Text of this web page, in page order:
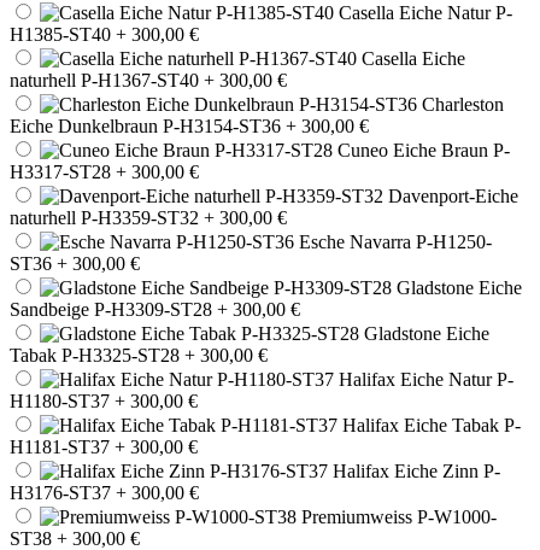
Casella Eiche Natur P-
H1385-ST40 + 300,00 €
Casella Eiche
naturhell P-H1367-ST40 + 300,00 €
Charleston
Eiche Dunkelbraun P-H3154-ST36 + 300,00 €
Cuneo Eiche Braun P-
H3317-ST28 + 300,00 €
Davenport-Eiche
naturhell P-H3359-ST32 + 300,00 €
Esche Navarra P-H1250-
ST36 + 300,00 €
Gladstone Eiche
Sandbeige P-H3309-ST28 + 300,00 €
Gladstone Eiche
Tabak P-H3325-ST28 + 300,00 €
Halifax Eiche Natur P-
H1180-ST37 + 300,00 €
Halifax Eiche Tabak P-
H1181-ST37 + 300,00 €
Halifax Eiche Zinn P-
H3176-ST37 + 300,00 €
Premiumweiss P-W1000-
ST38 + 300,00 €